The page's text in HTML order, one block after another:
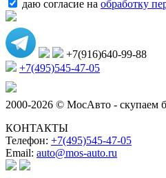
даю согласие на обработку
+7(916)640-99-88
+7(495)545-47-05
2000-2026 © МосАвто - скупаем
КОНТАКТЫ
Телефон: +7(495)545-47-05
Email: auto@mos-auto.ru